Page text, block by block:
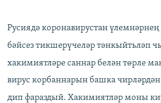
Русиядә коронавирустан
бәйсез тикшерүчеләр тәнкыйтьләп
хакимиятләре саннар белән төрле
вирус корбаннарын башка чирләрдән
дип фараздый. Хакимиятләр моны